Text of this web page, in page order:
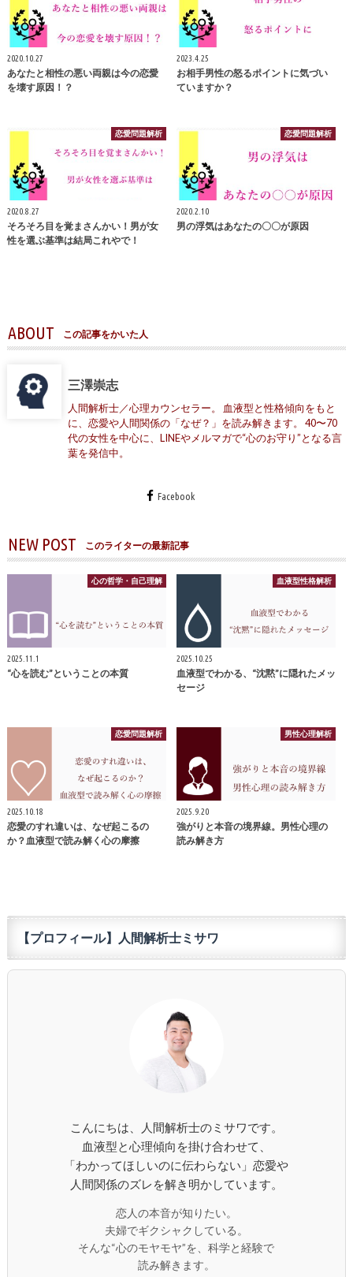
2020.10.27
あなたと相性の悪い両親は今の恋愛
を壊す原因！？
2023.4.25
お相手男性の怒るポイントに気づい
ていますか？
恋愛問題解析
2020.8.27
そろそろ目を覚まさんかい！男が女
性を選ぶ基準は結局これやで！
恋愛問題解析
2020.2.10
男の浮気はあなたの〇〇が原因
ABOUT この記事をかいた人
三澤崇志
人間解析士／心理カウンセラー。 血液型と性格傾向をもと
に、恋愛や人間関係の「なぜ？」を読み解きます。 40〜70
代の女性を中心に、LINEやメルマガで“心のお守り”となる言
葉を発信中。
Facebook
NEW POST このライターの最新記事
心の哲学・自己理解
2025.11.1
“心を読む”ということの本質
血液型性格解析
2025.10.25
血液型でわかる、“沈黙”に隠れたメッ
セージ
恋愛問題解析
2025.10.18
恋愛のすれ違いは、なぜ起こるの
か？血液型で読み解く心の摩擦
男性心理解析
2025.9.20
強がりと本音の境界線。男性心理の
読み解き方
【プロフィール】人間解析士ミサワ
こんにちは、人間解析士のミサワです。
血液型と心理傾向を掛け合わせて、
「わかってほしいのに伝わらない」恋愛や
人間関係のズレを解き明かしています。
恋人の本音が知りたい。
夫婦でギクシャクしている。
そんな“心のモヤモヤ”を、科学と経験で
読み解きます。